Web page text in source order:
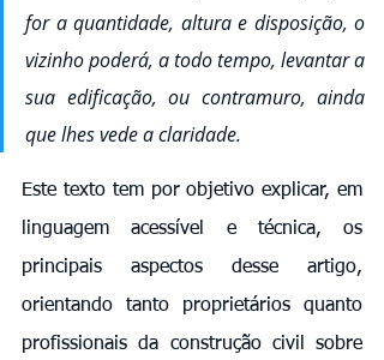
for a quantidade, altura e disposição, o
vizinho poderá, a todo tempo, levantar a
sua edificação, ou contramuro, ainda
que lhes vede a claridade.
Este texto tem por objetivo explicar, em
linguagem acessível e técnica, os
principais aspectos desse artigo,
orientando tanto proprietários quanto
profissionais da construção civil sobre